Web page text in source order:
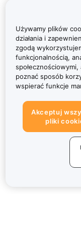
Używamy plików
działania i
zgodą
funkcjonalnością,
poznać sposób
wspierać funkcje
Akceptuj
pliki